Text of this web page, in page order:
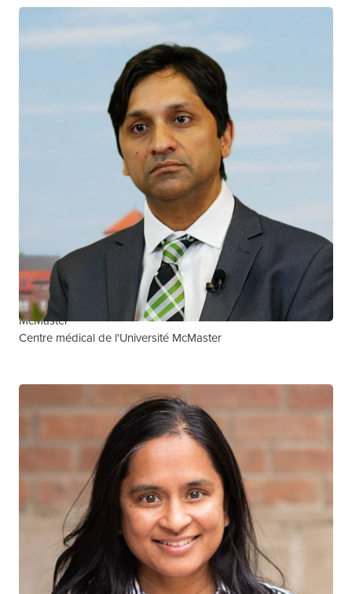
Shariq Haider
CHERCHEUR CTN+
Hôpital et centre de cancérologie Juravinski de l'Université
McMaster
Centre médical de l'Université McMaster